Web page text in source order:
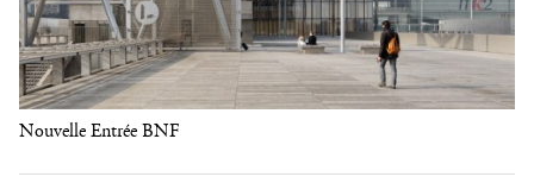
Nouvelle Entrée BNF